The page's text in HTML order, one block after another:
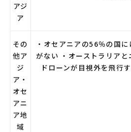
アジ
ア
その
他ア
ジ
ア・
オセ
アニ
ア地
域
・オセアニアの56％の国
がない ・オーストラリア
ドローンが目視外を飛行